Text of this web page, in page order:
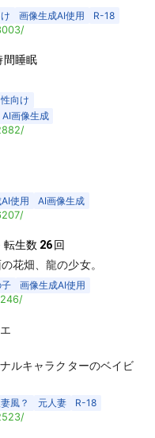
画像生成AI使用
R-18
間睡眠
向け
AI画像生成
使用
AI画像生成
転生数 26回
花畑、龍の少女。
画像生成AI使用
ルキャラクターのベイビ
風？ 元人妻
R-18